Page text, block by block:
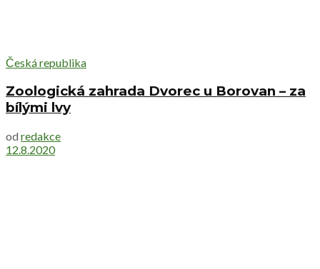
Česká republika
Zoologická zahrada Dvorec u Borovan – za
bílými lvy
od redakce
12.8.2020